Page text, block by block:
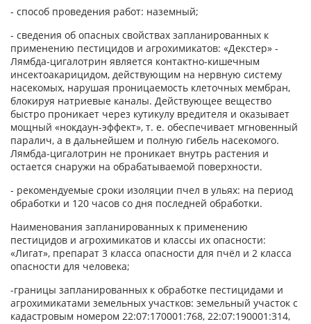
- способ проведения работ: наземный;
- сведения об опасных свойствах запланированных к
применению пестицидов и агрохимикатов: «Декстер» -
Лямбда-цигалотрин является контактно-кишечным
инсектоакарицидом, действующим на нервную систему
насекомых, нарушая проницаемость клеточных мембран,
блокируя натриевые каналы. Действующее вещество
быстро проникает через кутикулу вредителя и оказывает
мощный «нокдаун-эффект», т. е. обеспечивает мгновенный
паралич, а в дальнейшем и полную гибель насекомого.
Лямбда-цигалотрин не проникает внутрь растения и
остается снаружи на обрабатываемой поверхности.
- рекомендуемые сроки изоляции пчел в ульях: на период
обработки и 120 часов со дня последней обработки.
Наименования запланированных к применению
пестицидов и агрохимикатов и классы их опасности:
«Лигат», препарат 3 класса опасности для пчёл и 2 класса
опасности для человека;
-границы запланированных к обработке пестицидами и
агрохимикатами земельных участков: земельный участок с
кадастровым номером 22:07:170001:768, 22:07:190001:314,